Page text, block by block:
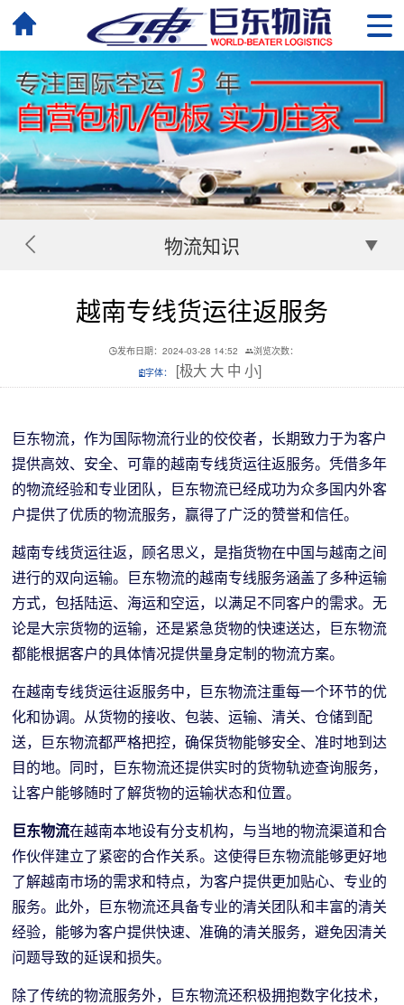
物流知识
越南专线货运往返服务
发布日期：2024-03-28 14:52
浏览次数：
字体：
[极大 大 中 小]
巨东物流，作为国际物流行业的佼佼者，长期致力于为客户
提供高效、安全、可靠的越南专线货运往返服务。凭借多年
的物流经验和专业团队，巨东物流已经成功为众多国内外客
户提供了优质的物流服务，赢得了广泛的赞誉和信任。
越南专线货运往返，顾名思义，是指货物在中国与越南之间
进行的双向运输。巨东物流的越南专线服务涵盖了多种运输
方式，包括陆运、海运和空运，以满足不同客户的需求。无
论是大宗货物的运输，还是紧急货物的快速送达，巨东物流
都能根据客户的具体情况提供量身定制的物流方案。
在越南专线货运往返服务中，巨东物流注重每一个环节的优
化和协调。从货物的接收、包装、运输、清关、仓储到配
送，巨东物流都严格把控，确保货物能够安全、准时地到达
目的地。同时，巨东物流还提供实时的货物轨迹查询服务，
让客户能够随时了解货物的运输状态和位置。
巨东物流在越南本地设有分支机构，与当地的物流渠道和合
作伙伴建立了紧密的合作关系。这使得巨东物流能够更好地
了解越南市场的需求和特点，为客户提供更加贴心、专业的
服务。此外，巨东物流还具备专业的清关团队和丰富的清关
经验，能够为客户提供快速、准确的清关服务，避免因清关
问题导致的延误和损失。
除了传统的物流服务外，巨东物流还积极拥抱数字化技术，